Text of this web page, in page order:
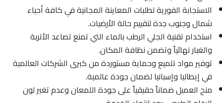
الاستجابة الفورية لطلبات المعاينة المجانية في كافة أحياء
شمال وجنوب جدة لتقييم حالة الأرضيات.
استخدام تقنية الجلي الرطب بالماء التي تمنع تصاعد الأتربة
والغبار نهائياً وتضمن نظافة المكان.
توفير مواد تلميع وحماية مستوردة من كبرى الشركات العالمية
في إيطاليا وإسبانيا لضمان جودة عالمية.
منح العميل ضماناً حقيقياً على جودة اللمعان وعدم تغير لون